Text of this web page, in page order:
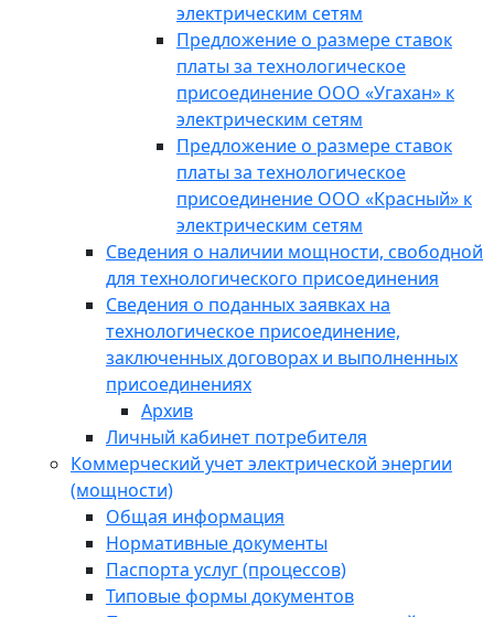
электрическим сетям
Предложение о размере ставок
платы за технологическое
присоединение ООО «Угахан» к
электрическим сетям
Предложение о размере ставок
платы за технологическое
присоединение ООО «Красный» к
электрическим сетям
Сведения о наличии мощности, свободной
для технологического присоединения
Сведения о поданных заявках на
технологическое присоединение,
заключенных договорах и выполненных
присоединениях
Архив
Личный кабинет потребителя
Коммерческий учет электрической энергии
(мощности)
Общая информация
Нормативные документы
Паспорта услуг (процессов)
Типовые формы документов